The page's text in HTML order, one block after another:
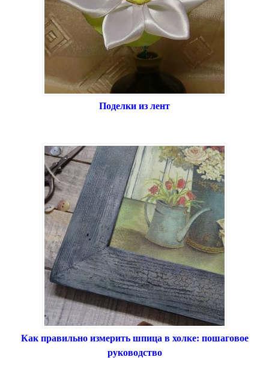
Поделки из лент
Как правильно измерить шпица в холке: пошаговое
руководство